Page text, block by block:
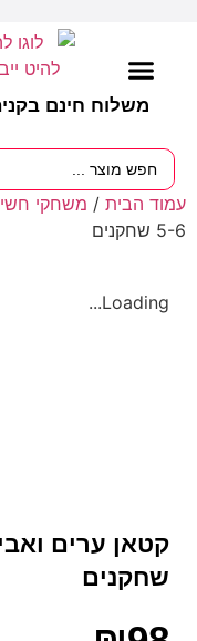
משלוח חינם
עמוד הבית / משחקי
5-6 שחקנים
Loading...
שחקנים